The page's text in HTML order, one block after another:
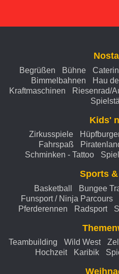
Begrüßen Bühne
Bimmelbahnen
Hau
Kraftmaschinen
Riesenrad/
Kids'
Zirkusspiele
Fahrspaß
Schminken - Tattoo
Sports
Basketball Bungee
Funsport / Ninja Parcours
Pferderennen
Radsport
Teambuilding Wild West
Hochzeit
Karibik